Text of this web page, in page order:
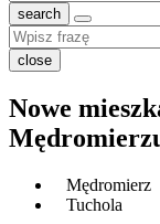
search
close
Nowe
Mędromierz
Tuchola